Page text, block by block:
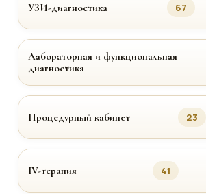
УЗИ-диагностика 67
Лабораторная и функциональная
диагностика
Процедурный кабинет 23
IV-терапия 41